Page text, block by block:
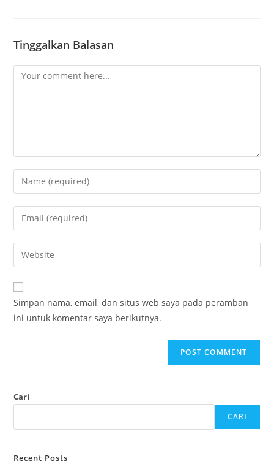
Tinggalkan Balasan
Simpan nama, email, dan situs web saya pada peramban
ini untuk komentar saya berikutnya.
Cari
CARI
Recent Posts